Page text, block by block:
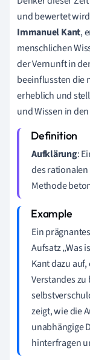
und bewertet
Immanuel Kant,
menschlichen
der Vernunft in
beeinflussten die
erheblich und
und Wissen in
Aufklärung:
des
Methode
Ein
Aufsatz „Was
Kant dazu
Verstandes
zeigt, wie die
unabhängige
hinterfragen